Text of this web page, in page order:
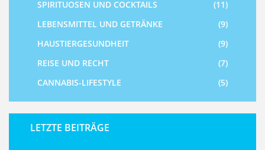
SPIRITUOSEN UND COCKTAILS
(11)
LEBENSMITTEL UND GETRÄNKE
(9)
HAUSTIERGESUNDHEIT
(9)
REISE UND RECHT
(7)
CANNABIS-LIFESTYLE
(5)
LETZTE BEITRÄGE